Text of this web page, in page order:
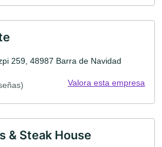
259, 48987 Barra de Navidad
Valora esta empresa
& Steak House